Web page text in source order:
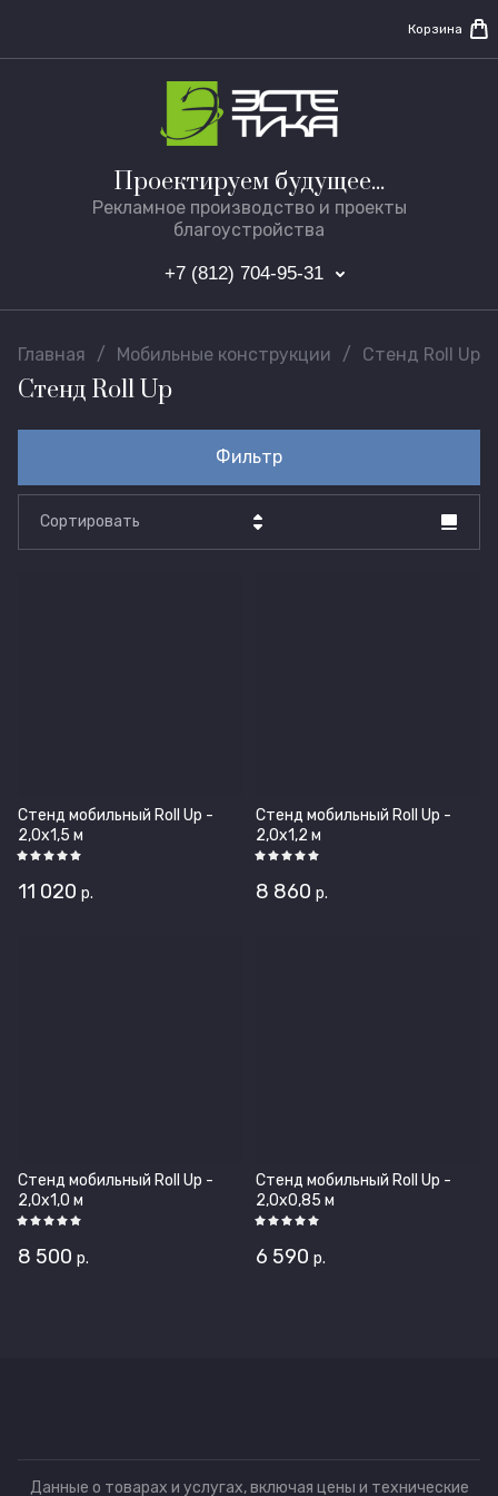
Корзина
Проектируем будущее...
Рекламное производство и проекты
благоустройства
+7 (812) 704-95-31
Главная / Мобильные конструкции / Стенд Roll Up
Стенд Roll Up
Фильтр
Сортировать
Стенд мобильный Roll Up -
2,0х1,5 м
11 020 р.
Стенд мобильный Roll Up -
2,0х1,2 м
8 860 р.
Стенд мобильный Roll Up -
2,0х1,0 м
8 500 р.
Стенд мобильный Roll Up -
2,0х0,85 м
6 590 р.
Данные о товарах и услугах, включая цены и технические